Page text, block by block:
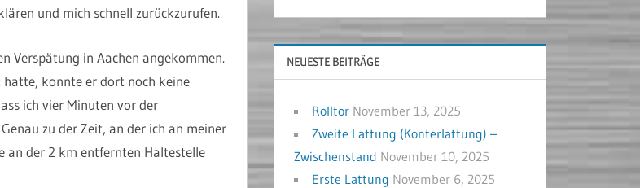
und mich schnell zurückzurufen.
Verspätung in Aachen angekommen.
konnte er dort noch keine
ich vier Minuten vor der
zu der Zeit, an der ich an meiner
an der 2 km entfernten Haltestelle
NEUESTE BEITRÄGE
Rolltor November 13, 2025
Zweite Lattung (Konterlattung) –
Zwischenstand November 10, 2025
Erste Lattung November 6, 2025